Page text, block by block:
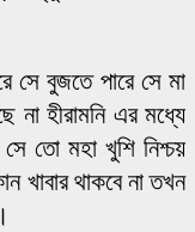
সে বুজতে পারে সে মা
না হীরামনি এর মধ্যে
তো মহা খুশি নিশ্চয়
খাবার থাকবে না তখন